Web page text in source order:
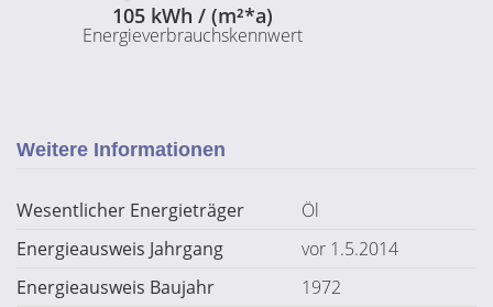
105 kWh / (m²*a)
Energieverbrauchskennwert
Weitere Informationen
Wesentlicher Energieträger
Öl
Energieausweis Jahrgang
vor 1.5.2014
Energieausweis Baujahr
1972